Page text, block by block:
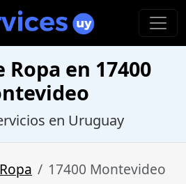
Ropa en 17400
en Uruguay
17400 Montevideo